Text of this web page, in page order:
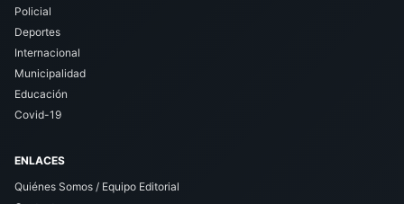
Policial
Deportes
Internacional
Municipalidad
Educación
Covid-19
ENLACES
Quiénes Somos / Equipo Editorial